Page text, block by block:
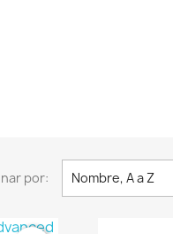
por: Nombre, A a Z